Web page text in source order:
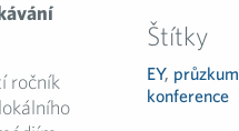
ročník
Štítky
EY, průzkum
konference